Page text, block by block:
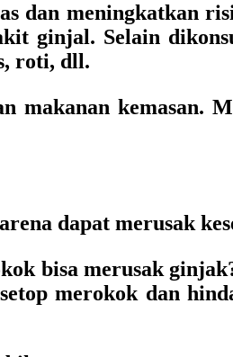
dan meningkatkan
ginjal. Selain
roti, dll.
makanan kemasan.
dapat merusak
bisa merusak
merokok dan